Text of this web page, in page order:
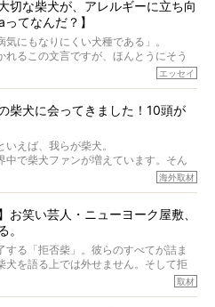
切な柴犬が、アレルギーに立ち向
てなんだ？】
気にもなりにくい犬種である」。
れるこの文言ですが、ほんとうにそう
の個体を見ていくと、丈夫で病気にも
ないような気もするのです。
ない」などということはないし、飼い
べきことがある。
る方たちすべてに読んで欲しい、ある
です
であり、効果・効能を示すものではありません
エッセイ
柴犬に会ってきました！10頭が
えば、我らが柴犬。
中で柴犬ファンが増えています。そん
が目をつけたのは、南の楽園ハワイ。
、今回はハワイの柴犬たちを取材して
海外取材
お笑い芸人・ニューヨーク屋敷、
。
する「拒否柴」。彼らのすべてが詰ま
犬を語る上では外せません。そして拒
になるのは、“映える”ことも理由のひと
取材